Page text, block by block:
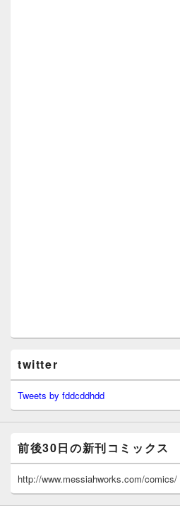
twitter
Tweets by fddcddhdd
前後30日の新刊コミックス
http://www.messiahworks.com/comics/